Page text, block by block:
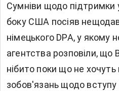
Сумніви щодо підтримки
боку США посіяв
німецького DPA, у якому
агентства розповіли, що
нібито поки що не
зобов'язань щодо